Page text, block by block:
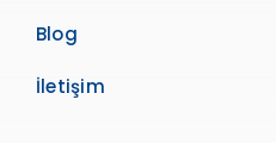
Blog
İletişim